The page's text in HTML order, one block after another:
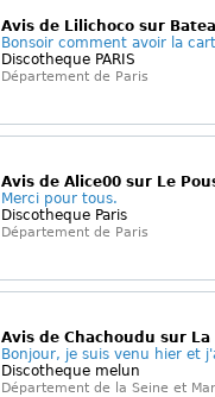
Avis de Lilichoco sur
Bonsoir comment avoir la
Discotheque PARIS
Département de Paris
Avis de Alice00 sur Le
Merci pour tous.
Discotheque Paris
Département de Paris
Avis de Chachoudu sur La
Bonjour, je suis venu hier et
Discotheque melun
Département de la Seine et